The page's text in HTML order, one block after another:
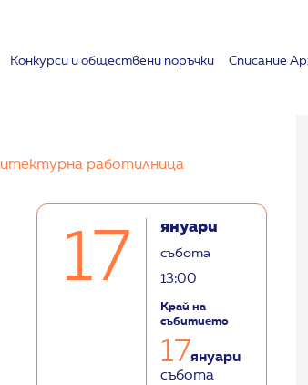
Koнкурси и обществени поръчки Списание
работилница
17 януари
събота
13:00
Край на
събитието
17януари
събота